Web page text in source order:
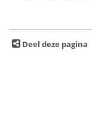
Deel deze pagina